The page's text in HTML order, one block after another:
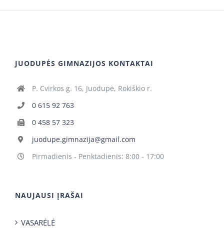
JUODUPĖS GIMNAZIJOS KONTAKTAI
P. Cvirkos g. 16, Juodupė, Rokiškio r.
0 615 92 763
0 458 57 323
juodupe.gimnazija@gmail.com
Pirmadienis - Penktadienis: 8:00 - 17:00
NAUJAUSI ĮRAŠAI
VASARĖLĖ